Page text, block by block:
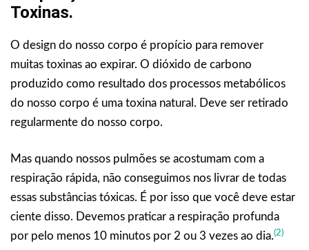
Toxinas.
O design do nosso corpo é propício para remover
muitas toxinas ao expirar. O dióxido de carbono
produzido como resultado dos processos metabólicos
do nosso corpo é uma toxina natural. Deve ser retirado
regularmente do nosso corpo.
Mas quando nossos pulmões se acostumam com a
respiração rápida, não conseguimos nos livrar de todas
essas substâncias tóxicas. É por isso que você deve estar
ciente disso. Devemos praticar a respiração profunda
por pelo menos 10 minutos por 2 ou 3 vezes ao dia.(2)